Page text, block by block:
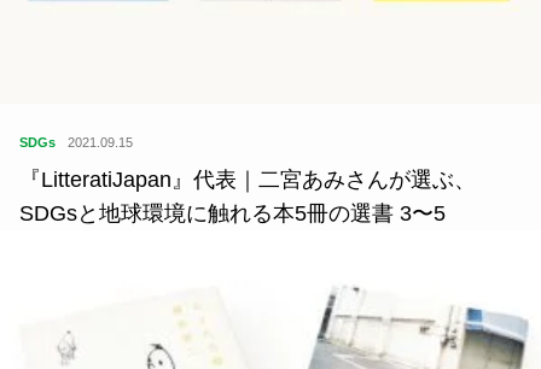
SDGs 2021.09.15
『LitteratiJapan』代表｜二宮あみさんが選ぶ、
SDGsと地球環境に触れる本5冊の選書 3〜5